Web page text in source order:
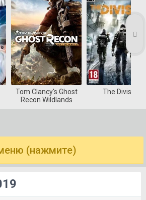
Tom Clancy's Ghost
Recon Wildlands
The Division
(нажмите)